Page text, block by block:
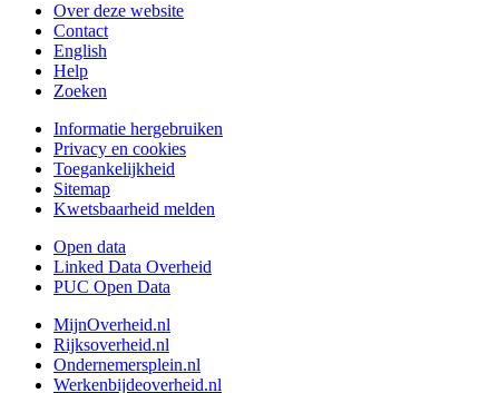
Over deze website
Contact
English
Help
Zoeken
Informatie hergebruiken
Privacy en cookies
Toegankelijkheid
Sitemap
Kwetsbaarheid melden
Open data
Linked Data Overheid
PUC Open Data
MijnOverheid.nl
Rijksoverheid.nl
Ondernemersplein.nl
Werkenbijdeoverheid.nl